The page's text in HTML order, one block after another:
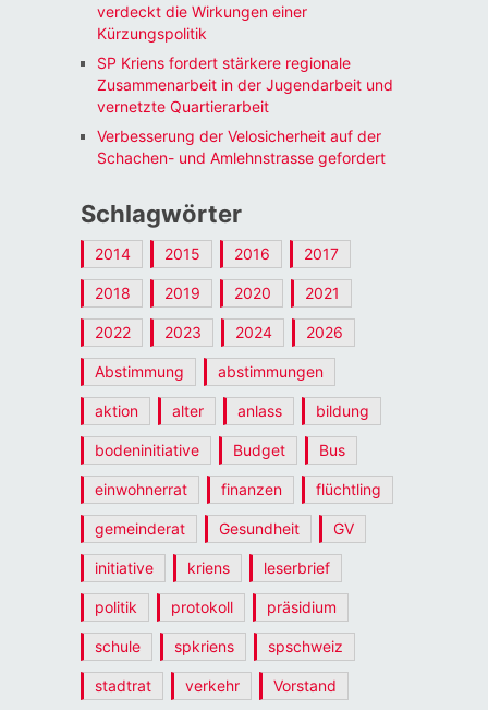
verdeckt die Wirkungen einer
Kürzungspolitik
SP Kriens fordert stärkere regionale
Zusammenarbeit in der Jugendarbeit und
vernetzte Quartierarbeit
Verbesserung der Velosicherheit auf der
Schachen- und Amlehnstrasse gefordert
Schlagwörter
2014 2015 2016 2017
2018 2019 2020 2021
2022 2023 2024 2026
Abstimmung abstimmungen
aktion alter anlass bildung
bodeninitiative Budget Bus
einwohnerrat finanzen flüchtling
gemeinderat Gesundheit GV
initiative kriens leserbrief
politik protokoll präsidium
schule spkriens spschweiz
stadtrat verkehr Vorstand